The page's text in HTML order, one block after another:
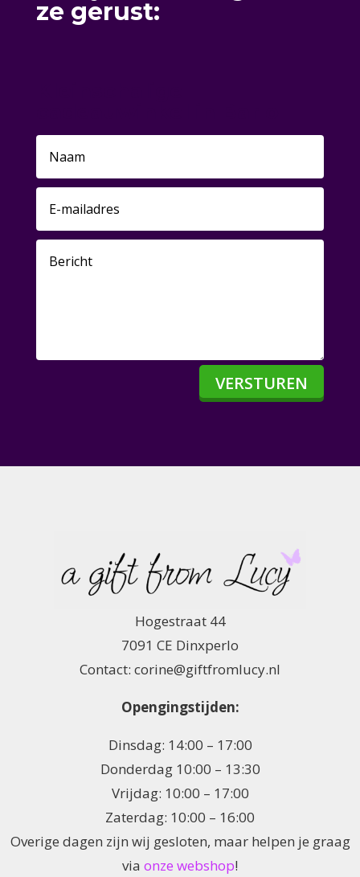
ze gerust:
VERSTUREN
Hogestraat 44
7091 CE Dinxperlo
Contact: corine@giftfromlucy.nl
Opengingstijden:
Dinsdag: 14:00 – 17:00
Donderdag 10:00 – 13:30
Vrijdag: 10:00 – 17:00
Zaterdag: 10:00 – 16:00
Overige dagen zijn wij gesloten, maar helpen je graag
via onze webshop!